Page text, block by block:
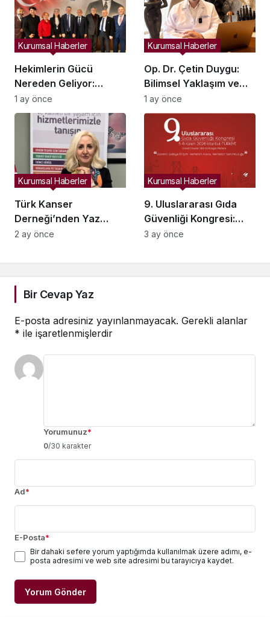
Karar
Beklentiler Yaratıyor
Hekimlerin Gücü
Nereden Geliyor:
Muayenehaneler
Derneği’nin Rolü
Nedir?
Kurumsal Haberler
1 ay önce
Op. Dr. Çetin Duygu:
Bilimsel Yaklaşım ve
Uluslararası Deneyimle
Estetik Cerrahide Yeni
Bir Dönem
Kurumsal Haberler
1 ay önce
Türk Kanser
Derneği’nden Yaz
Aylarında Beslenme ve
Kurumsal Haberler
2 ay önce
9. Uluslararası Gıda
Güvenliği Kongresi:
Gıda ve Sağlık
Kurumsal Haberler
3 ay önce
Bir Cevap Yaz
E-posta adresiniz yayınlanmayacak. Gerekli alanlar
* ile işaretlenmişlerdir
Yorumunuz*
0/30 karakter
Ad*
E-Posta*
Bir dahaki sefere yorum yaptığımda kullanılmak üzere adımı, e-
posta adresimi ve web site adresimi bu tarayıcıya kaydet.
Yorum Gönder